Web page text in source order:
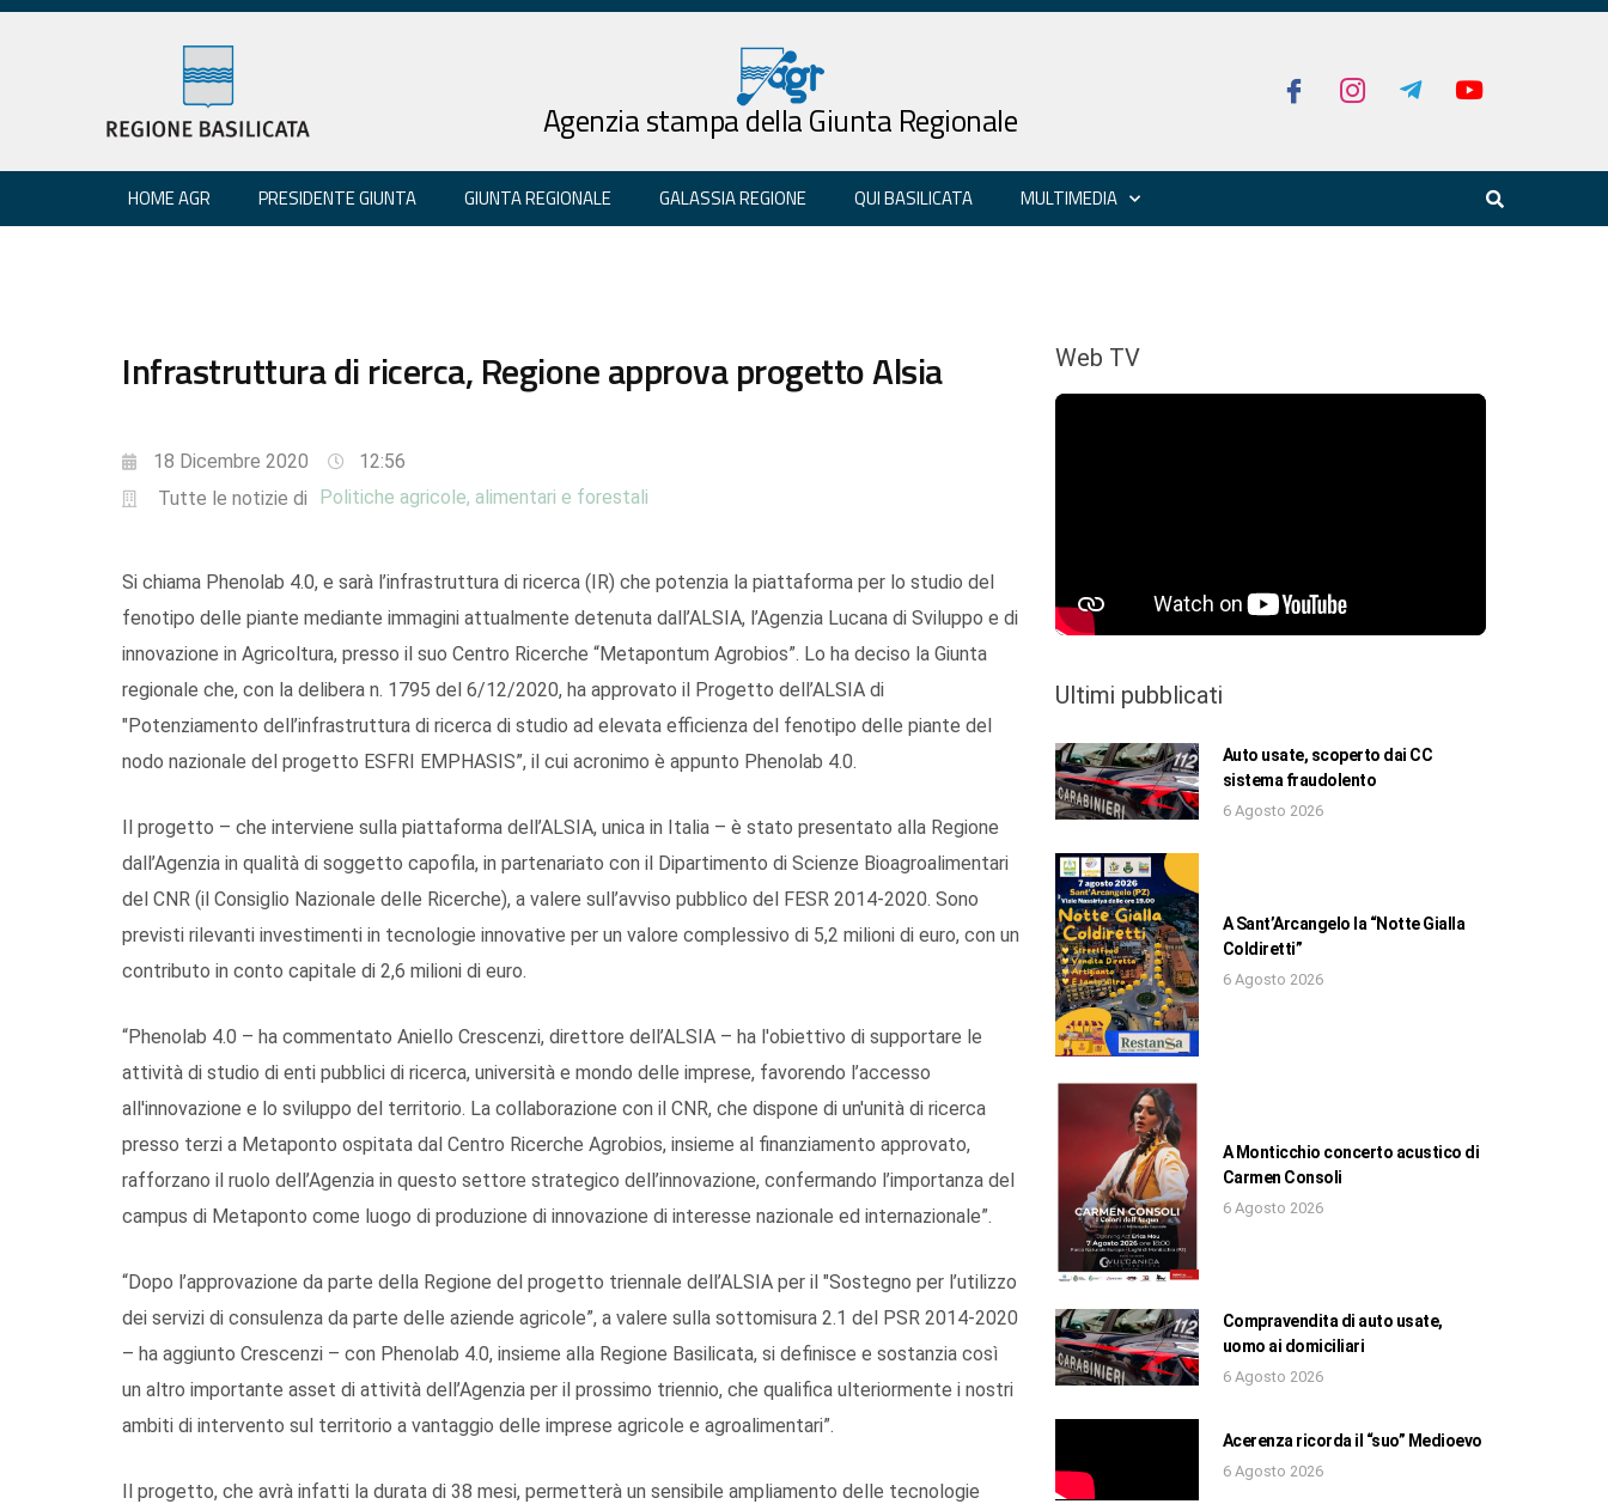
Agenzia stampa della Giunta Regionale
HOME AGR PRESIDENTE GIUNTA GIUNTA REGIONALE GALASSIA REGIONE QUI BASILICATA MULTIMEDIA
Infrastruttura di ricerca, Regione approva progetto Alsia
18 Dicembre 2020
12:56
Tutte le notizie di
Politiche agricole, alimentari e forestali
Si chiama Phenolab 4.0, e sarà l’infrastruttura di ricerca (IR) che potenzia la piattaforma per lo studio del
fenotipo delle piante mediante immagini attualmente detenuta dall’ALSIA, l’Agenzia Lucana di Sviluppo e di
innovazione in Agricoltura, presso il suo Centro Ricerche “Metapontum Agrobios”. Lo ha deciso la Giunta
regionale che, con la delibera n. 1795 del 6/12/2020, ha approvato il Progetto dell’ALSIA di
"Potenziamento dell’infrastruttura di ricerca di studio ad elevata efficienza del fenotipo delle piante del
nodo nazionale del progetto ESFRI EMPHASIS”, il cui acronimo è appunto Phenolab 4.0.
Il progetto – che interviene sulla piattaforma dell’ALSIA, unica in Italia – è stato presentato alla Regione
dall’Agenzia in qualità di soggetto capofila, in partenariato con il Dipartimento di Scienze Bioagroalimentari
del CNR (il Consiglio Nazionale delle Ricerche), a valere sull’avviso pubblico del FESR 2014-2020. Sono
previsti rilevanti investimenti in tecnologie innovative per un valore complessivo di 5,2 milioni di euro, con un
contributo in conto capitale di 2,6 milioni di euro.
“Phenolab 4.0 – ha commentato Aniello Crescenzi, direttore dell’ALSIA – ha l'obiettivo di supportare le
attività di studio di enti pubblici di ricerca, università e mondo delle imprese, favorendo l’accesso
all'innovazione e lo sviluppo del territorio. La collaborazione con il CNR, che dispone di un'unità di ricerca
presso terzi a Metaponto ospitata dal Centro Ricerche Agrobios, insieme al finanziamento approvato,
rafforzano il ruolo dell’Agenzia in questo settore strategico dell’innovazione, confermando l’importanza del
campus di Metaponto come luogo di produzione di innovazione di interesse nazionale ed internazionale”.
“Dopo l’approvazione da parte della Regione del progetto triennale dell’ALSIA per il "Sostegno per l’utilizzo
dei servizi di consulenza da parte delle aziende agricole”, a valere sulla sottomisura 2.1 del PSR 2014-2020
– ha aggiunto Crescenzi – con Phenolab 4.0, insieme alla Regione Basilicata, si definisce e sostanzia così
un altro importante asset di attività dell’Agenzia per il prossimo triennio, che qualifica ulteriormente i nostri
ambiti di intervento sul territorio a vantaggio delle imprese agricole e agroalimentari”.
Il progetto, che avrà infatti la durata di 38 mesi, permetterà un sensibile ampliamento delle tecnologie
Web TV
Ultimi pubblicati
Auto usate, scoperto dai CC
sistema fraudolento
6 Agosto 2026
A Sant’Arcangelo la “Notte Gialla
Coldiretti”
6 Agosto 2026
A Monticchio concerto acustico di
Carmen Consoli
6 Agosto 2026
Compravendita di auto usate,
uomo ai domiciliari
6 Agosto 2026
Acerenza ricorda il “suo” Medioevo
6 Agosto 2026